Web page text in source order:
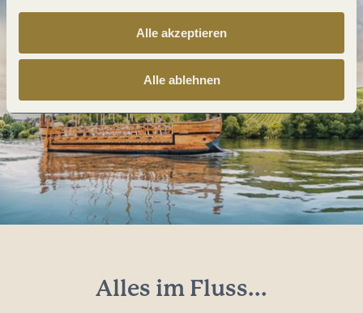
Alle akzeptieren
Alle ablehnen
Alles im Fluss...